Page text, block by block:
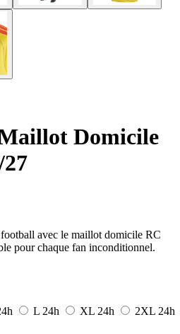
Domicile
avec le maillot domicile RC
pour chaque fan inconditionnel.
L 24h XL 24h 2XL 24h